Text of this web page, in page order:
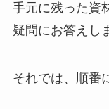
手元に残った資
疑問にお答えし
それでは、順番